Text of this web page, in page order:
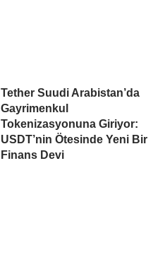
Tether Suudi Arabistan’da
Gayrimenkul
Tokenizasyonuna Giriyor:
USDT’nin Ötesinde Yeni Bir
Finans Devi